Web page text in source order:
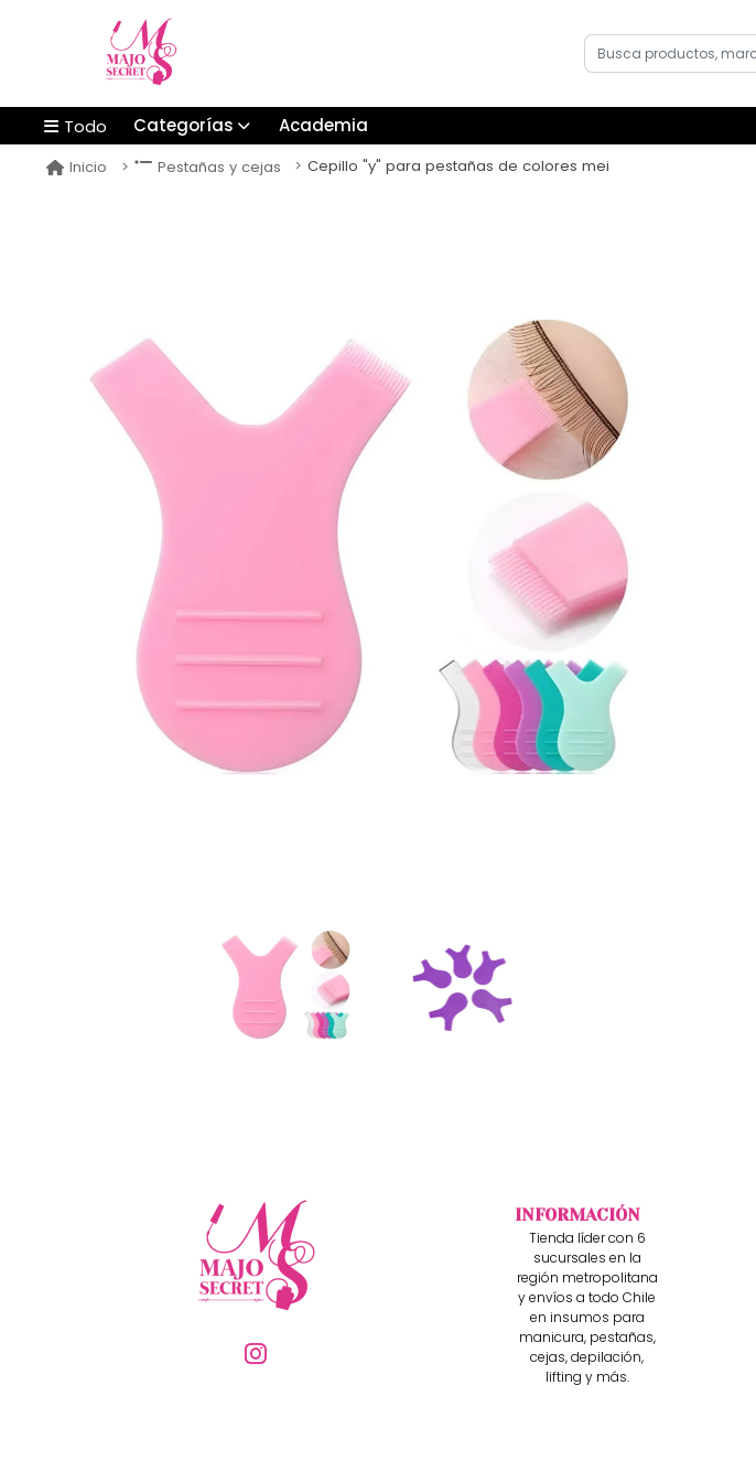
Todo Categorías Academia
Inicio Pestañas y cejas Cepillo "y" para pestañas de colores mei
INFORMACIÓN
Tienda líder con 6
sucursales en la
región metropolitana
y envíos a todo Chile
en insumos para
manicura, pestañas,
cejas, depilación,
lifting y más.